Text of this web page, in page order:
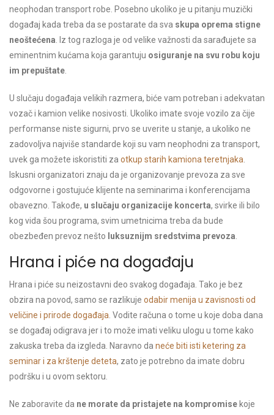
neophodan transport robe. Posebno ukoliko je u pitanju muzički
događaj kada treba da se postarate da sva skupa oprema stigne
neoštećena. Iz tog razloga je od velike važnosti da sarađujete sa
eminentnim kućama koja garantuju osiguranje na svu robu koju
im prepuštate.
U slučaju događaja velikih razmera, biće vam potreban i adekvatan
vozač i kamion velike nosivosti. Ukoliko imate svoje vozilo za čije
performanse niste sigurni, prvo se uverite u stanje, a ukoliko ne
zadovoljva najviše standarde koji su vam neophodni za transport,
uvek ga možete iskoristiti za otkup starih kamiona teretnjaka.
Iskusni organizatori znaju da je organizovanje prevoza za sve
odgovorne i gostujuće klijente na seminarima i konferencijama
obavezno. Takođe, u slučaju organizacije koncerta, svirke ili bilo
kog vida šou programa, svim umetnicima treba da bude
obezbeđen prevoz nešto luksuznijm sredstvima prevoza.
Hrana i piće na događaju
Hrana i piće su neizostavni deo svakog događaja. Tako je bez
obzira na povod, samo se razlikuje odabir menija u zavisnosti od
veličine i prirode događaja. Vodite računa o tome u koje doba dana
se događaj odigrava jer i to može imati veliku ulogu u tome kako
zakuska treba da izgleda. Naravno da neće biti isti ketering za
seminar i za krštenje deteta, zato je potrebno da imate dobru
podršku i u ovom sektoru.
Ne zaboravite da ne morate da pristajete na kompromise koje